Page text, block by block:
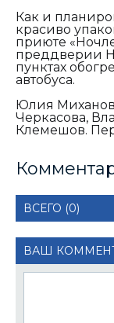
Как и
красиво
приюте
преддверии
пунктах
автобуса.
Юлия
Черкасова,
Клемешов.
ВСЕГО (0)
ВАШ